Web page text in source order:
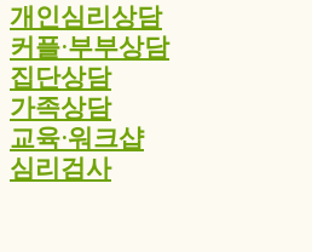
개인심리상담
커플·부부상담
집단상담
가족상담
교육·워크샵
심리검사